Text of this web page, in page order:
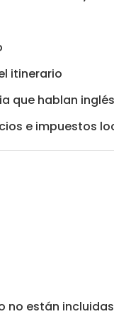
itinerario
que hablan inglés
e impuestos
no están incluidas